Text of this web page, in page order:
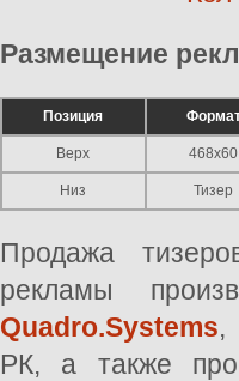
Размещение
Позиция
Верх 468x60
Низ Тизер
Продажа
рекламы
Quadro.Systems,
РК, а также